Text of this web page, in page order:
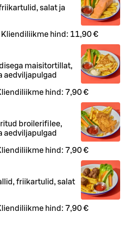
salat ja
Kliendiliikme hind: 11,90 €
maisitortillat,
aedviljapulgad
hind: 7,90 €
broilerifilee,
aedviljapulgad
hind: 7,90 €
friikartulid, salat
hind: 7,90 €